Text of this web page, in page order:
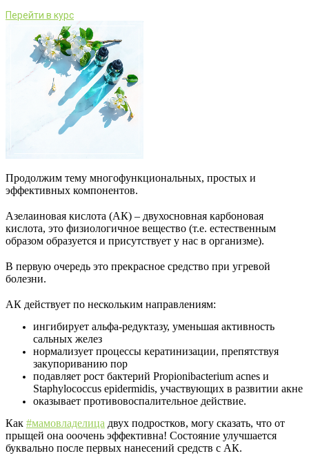
Перейти в курс
Продолжим тему многофункциональных, простых и
эффективных компонентов.
Азелаиновая кислота (АК) – двухосновная карбоновая
кислота, это физиологичное вещество (т.е. естественным
образом образуется и присутствует у нас в организме).
В первую очередь это прекрасное средство при угревой
болезни.
АК действует по нескольким направлениям:
ингибирует альфа-редуктазу, уменьшая активность
сальных желез
нормализует процессы кератинизации, препятствуя
закупориванию пор
подавляет рост бактерий Propionibacterium acnes и
Staphylococcus epidermidis, участвующих в развитии акне
оказывает противовоспалительное действие.
Как #мамовладелица двух подростков, могу сказать, что от
прыщей она ооочень эффективна! Состояние улучшается
буквально после первых нанесений средств с АК.